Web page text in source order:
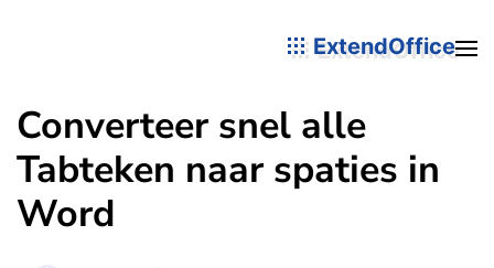
ExtendOffice
Converteer snel alle
Tabteken naar spaties in
Word